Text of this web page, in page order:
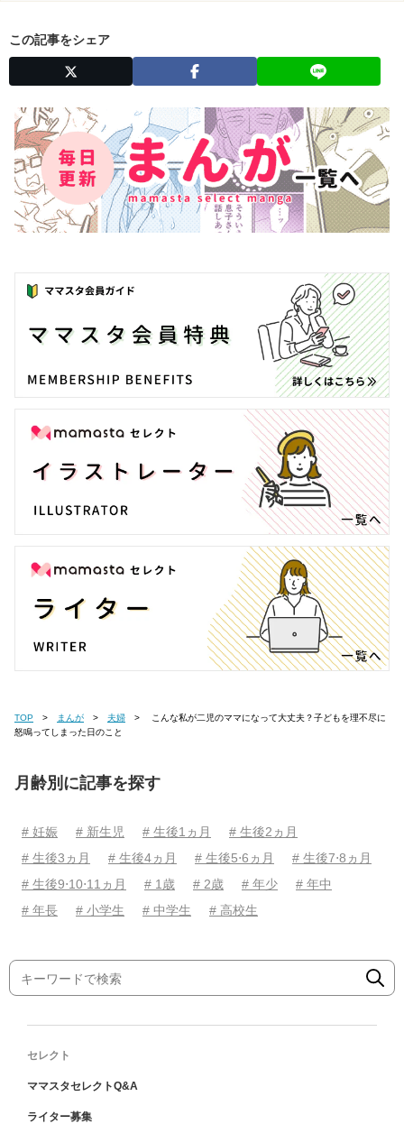
この記事をシェア
TOP まんが 夫婦
怒鳴ってしまった日のこと
月齢別に記事を探す
# 妊娠 # 新生児 # 生後1ヵ月
# 生後2ヵ月
# 生後3ヵ月
# 生後4ヵ月 # 生後5⋅6ヵ月
# 生後7⋅8ヵ月
# 生後9⋅10⋅11ヵ月
# 1歳 # 2歳 # 年少
# 年中
# 年長
# 小学生 # 中学生 # 高校生
セレクト
ママスタセレクトQ&A
ライター募集